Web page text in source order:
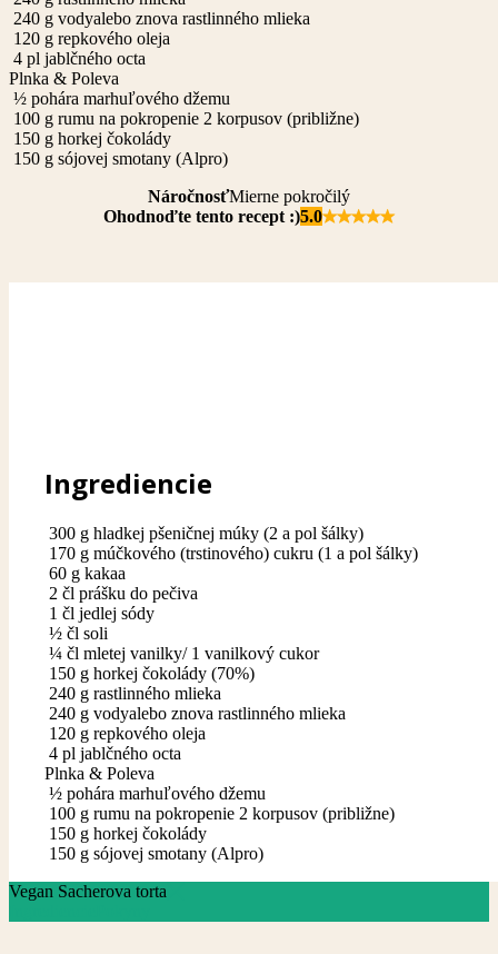
240 g vodyalebo znova rastlinného mlieka
120 g repkového oleja
4 pl jablčného octa
Plnka & Poleva
½ pohára marhuľového džemu
100 g rumu na pokropenie 2 korpusov (približne)
150 g horkej čokolády
150 g sójovej smotany (Alpro)
NáročnosťMierne pokročilý
Ohodnoďte tento recept :)5.0
Ingrediencie
300 g hladkej pšeničnej múky (2 a pol šálky)
170 g múčkového (trstinového) cukru (1 a pol šálky)
60 g kakaa
2 čl prášku do pečiva
1 čl jedlej sódy
½ čl soli
¼ čl mletej vanilky/ 1 vanilkový cukor
150 g horkej čokolády (70%)
240 g rastlinného mlieka
240 g vodyalebo znova rastlinného mlieka
120 g repkového oleja
4 pl jablčného octa
Plnka & Poleva
½ pohára marhuľového džemu
100 g rumu na pokropenie 2 korpusov (približne)
150 g horkej čokolády
150 g sójovej smotany (Alpro)
Vegan Sacherova torta